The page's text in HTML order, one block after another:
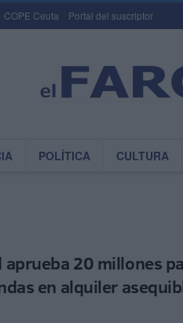
COPE Ceuta Portal del suscriptor
POLÍTICA CULTURA
aprueba 20 millones
en alquiler